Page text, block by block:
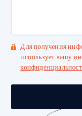
Для получения
использует вашу